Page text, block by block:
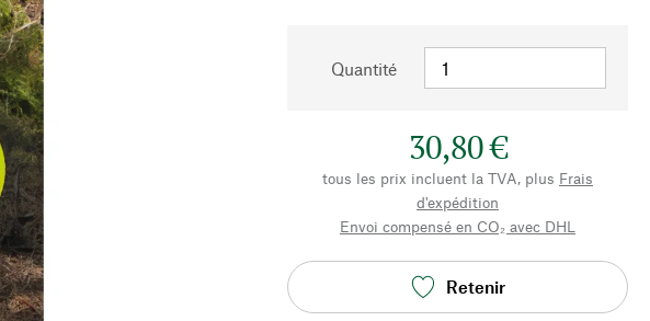
Quantité
30,80 €
tous les prix incluent la TVA, plus Frais
d'expédition
Envoi compensé en CO₂ avec DHL
Retenir